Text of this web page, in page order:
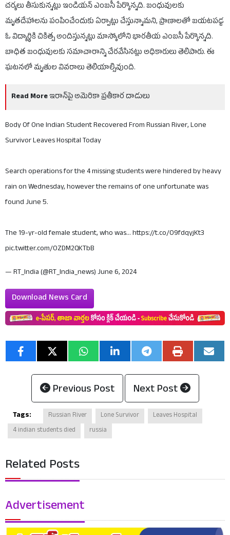
చ‌ర్య‌లు తీసుకున్న‌ట్లు ఇండియ‌న్ ఎంబ‌సీ పేర్కొన్న‌ది. బంధువుల‌కు
మృత‌దేహాల‌ను పంపించేందుకు ఏర్పాట్లు చేస్తున్నామ‌ని, ప్రాణాల‌తో బ‌య‌ట‌ప‌డ్డ
ఓ విద్యార్థికి చికిత్స అందిస్తున్న‌ట్లు మాస్కోలోని భార‌తీయ ఎంబ‌సీ పేర్కొన్న‌ది.
బాధిత బంధువుల‌కు సమాచారాన్ని చేర‌వేసిన‌ట్లు అధికారులు తెలిపారు. ఈ
ఘటనలో మృతుల వివరాలు తెలియాల్సివుంది.
Read Moreఇరాన్‌పై అమెరికా ప్రతీకార దాడులు
Body Of One Indian Student Recovered From Russian River, Lone
Survivor Leaves Hospital Today
Search operations for the 4 missing students were hindered by heavy
rain on Wednesday, however the remains of one unfortunate was
found June 5.
The 19-yr-old female student, who was…https://t.co/O9fdqyjKt3
pic.twitter.com/OZDM2QKTbB
— RT_India (@RT_India_news)June 6, 2024
Download News Card
Previous Post Next Post
Tags: Russian River Lone Survivor
Leaves Hospital
4 indian students died
russia
Related Posts
Advertisement